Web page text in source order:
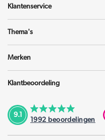
Klantenservice
Thema's
Merken
Klantbeoordeling
9.1
1992beoordelingen